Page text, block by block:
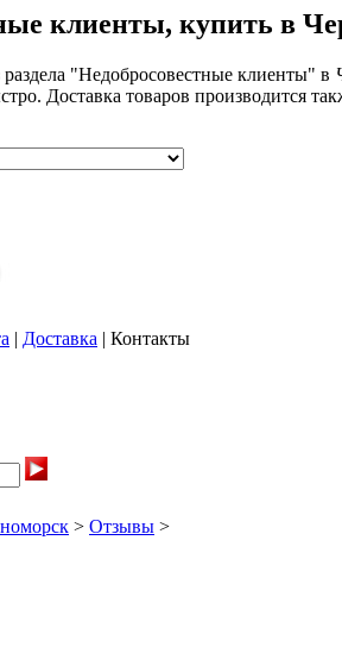
клиенты, купить в
"Недобросовестные клиенты" в
Доставка товаров производится
| Доставка | Контакты
> Отзывы >